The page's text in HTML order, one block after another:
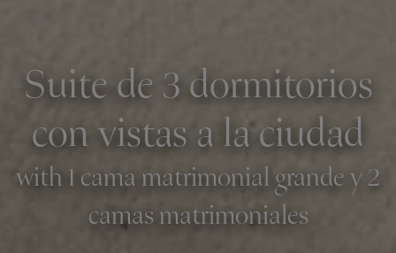
Suite de 3 dormitorios
con vistas a la ciudad
with 1 cama matrimonial grande y 2
camas matrimoniales